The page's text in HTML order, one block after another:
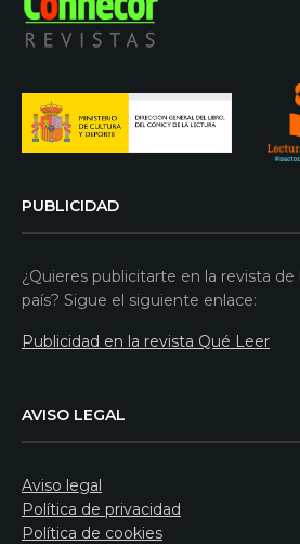
PUBLICIDAD
¿Quieres publicitarte en la revista de
país? Sigue el siguiente enlace:
Publicidad en la revista Qué Leer
AVISO LEGAL
Aviso legal
Política de privacidad
Política de cookies